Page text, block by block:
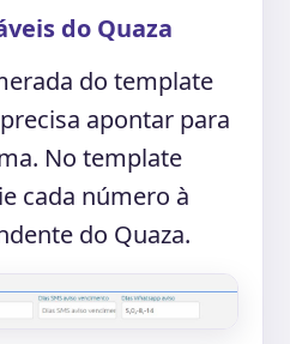
do Quaza
do template
apontar para
No template
cada número à
do Quaza.